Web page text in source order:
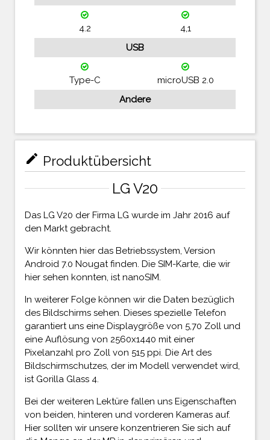
4.2
4,1
USB
Type-C
microUSB 2.0
Andere
mode_edit Produktübersicht
LG V20
Das LG V20 der Firma LG wurde im Jahr 2016 auf
den Markt gebracht.
Wir könnten hier das Betriebssystem, Version
Android 7.0 Nougat finden. Die SIM-Karte, die wir
hier sehen konnten, ist nanoSIM.
In weiterer Folge können wir die Daten bezüglich
des Bildschirms sehen. Dieses spezielle Telefon
garantiert uns eine Displaygröße von 5,70 Zoll und
eine Auflösung von 2560x1440 mit einer
Pixelanzahl pro Zoll von 515 ppi. Die Art des
Bildschirmschutzes, der im Modell verwendet wird,
ist Gorilla Glass 4.
Bei der weiteren Lektüre fallen uns Eigenschaften
von beiden, hinteren und vorderen Kameras auf.
Hier sollten wir unsere konzentrieren Sie sich auf